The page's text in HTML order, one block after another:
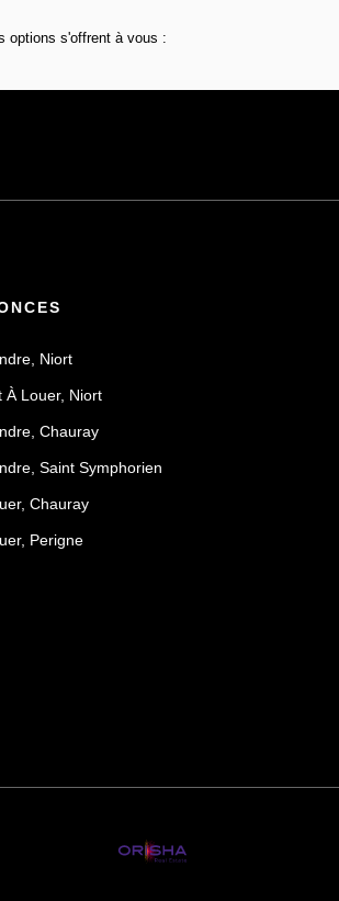
options s'offrent à vous :
Niort
À Louer, Niort
Chauray
Saint Symphorien
Chauray
Perigne